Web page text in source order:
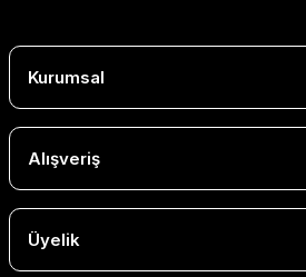
Kurumsal
Alışveriş
Üyelik